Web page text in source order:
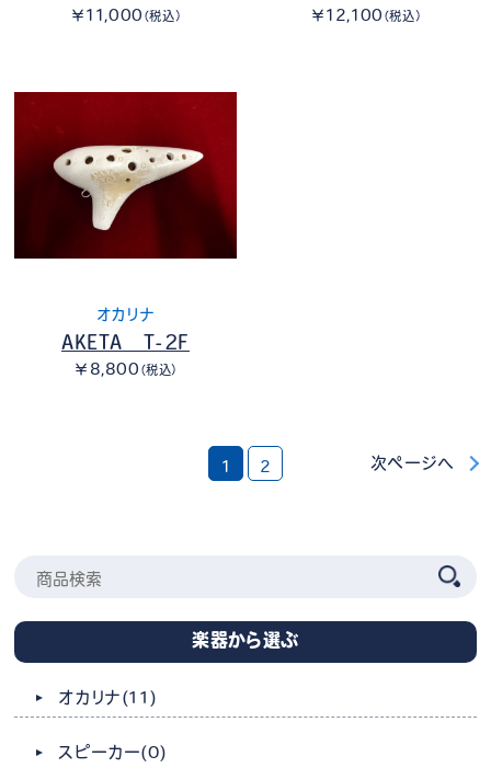
楽器から選ぶ
オカリナ (11)
スピーカー(0)
￥11,000 （税込） ￥12,100 （税込）
オカリナ
AKETA T-2F
￥8,800 （税込）
1 2 次ページへ